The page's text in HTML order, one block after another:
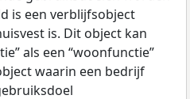
is een verblijfsobject
is. Dit object kan
als een “woonfunctie”
waarin een bedrijf